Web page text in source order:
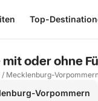
Top-
oder ohne
/ Mecklenburg-
Vorpommern